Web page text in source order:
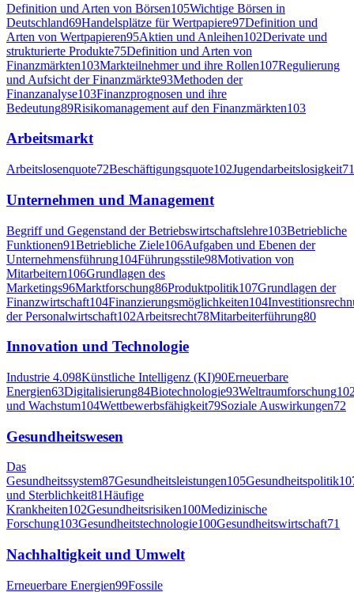
Definition und Arten von Börsen105Wichtige Börsen in
Deutschland69Handelsplätze für Wertpapiere97Definition und
Arten von Wertpapieren95Aktien und Anleihen102Derivate und
strukturierte Produkte75Definition und Arten von
Finanzmärkten103Markteilnehmer und ihre Rollen107Regulierung
und Aufsicht der Finanzmärkte93Methoden der
Finanzanalyse103Finanzprognosen und ihre
Bedeutung89Risikomanagement auf den Finanzmärkten103
Arbeitsmarkt
Arbeitslosenquote72Beschäftigungsquote102Jugendarbeitslosigkeit71
Unternehmen und Management
Begriff und Gegenstand der Betriebswirtschaftslehre103Betriebliche
Funktionen91Betriebliche Ziele106Aufgaben und Ebenen der
Unternehmensführung104Führungsstile98Motivation von
Mitarbeitern106Grundlagen des
Marketings96Marktforschung86Produktpolitik107Grundlagen der
Finanzwirtschaft104Finanzierungsmöglichkeiten104
der Personalwirtschaft102Arbeitsrecht78Mitarbeiterführung80
Innovation und Technologie
Industrie 4.098Künstliche Intelligenz (KI)90Erneuerbare
Energien63Digitalisierung84Biotechnologie93Weltraumforschung
und Wachstum104Wettbewerbsfähigkeit79Soziale Auswirkungen72
Gesundheitswesen
Das
Gesundheitssystem87Gesundheitsleistungen105Gesundheitspolitik
und Sterblichkeit81Häufige
Krankheiten102Gesundheitsrisiken100Medizinische
Forschung103Gesundheitstechnologie100Gesundheitswirtschaft71
Nachhaltigkeit und Umwelt
Erneuerbare Energien99Fossile